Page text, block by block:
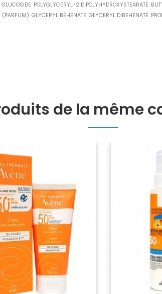
POLYGLYCERYL-2 DIPOLYHYDROXYSTEARATE.
GLYCERYL BEHENATE. GLYCERYL DIBEHENATE.
de la même